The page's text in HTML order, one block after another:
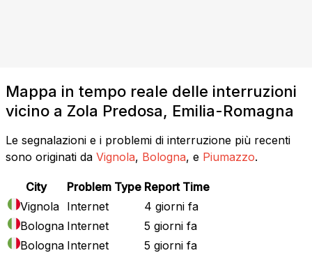
Mappa in tempo reale delle interruzioni
vicino a Zola Predosa, Emilia-Romagna
Le segnalazioni e i problemi di interruzione più recenti
sono originati da Vignola, Bologna, e Piumazzo.
City Problem Type Report Time
Vignola Internet
4 giorni fa
Bologna Internet
5 giorni fa
Bologna Internet
5 giorni fa